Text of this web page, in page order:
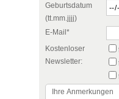
Geburtsdatum
(tt.mm.jjjj)
E-Mail*
Kostenloser
Newsletter: